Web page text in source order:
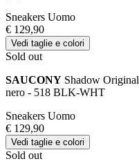
Sneakers Uomo
€ 129,90
Vedi taglie e colori
Sold out
SAUCONY Shadow Original
nero - 518 BLK-WHT
Sneakers Uomo
€ 129,90
Vedi taglie e colori
Sold out